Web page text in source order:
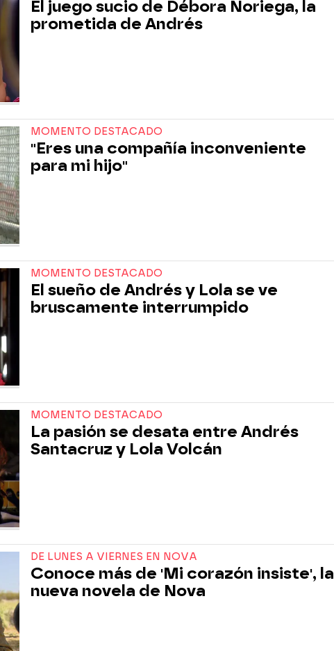
El juego sucio de Débora Noriega, la
prometida de Andrés
MOMENTO DESTACADO
"Eres una compañía inconveniente
para mi hijo"
MOMENTO DESTACADO
El sueño de Andrés y Lola se ve
bruscamente interrumpido
MOMENTO DESTACADO
La pasión se desata entre Andrés
Santacruz y Lola Volcán
DE LUNES A VIERNES EN NOVA
Conoce más de 'Mi corazón insiste', la
nueva novela de Nova